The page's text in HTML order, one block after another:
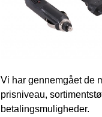
Vi har gennemgået de
prisniveau,
betalingsmuligheder.